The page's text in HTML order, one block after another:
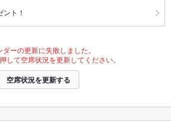
ト！
ダーの更新に失敗しました。
して空席状況を更新してください。
空席状況を更新する